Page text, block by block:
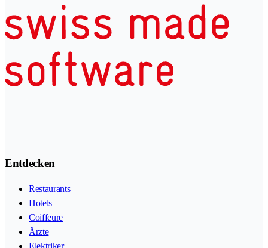
Entdecken
Restaurants
Hotels
Coiffeure
Ärzte
Elektriker